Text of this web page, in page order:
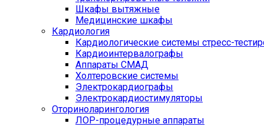
Шкафы вытяжные
Медицинские шкафы
Кардиология
Кардиологические системы стресс-
Кардиоинтервалографы
Аппараты СМАД
Холтеровские системы
Электрокардиографы
Электрокардиостимуляторы
Оториноларингология
ЛОР-процедурные аппараты